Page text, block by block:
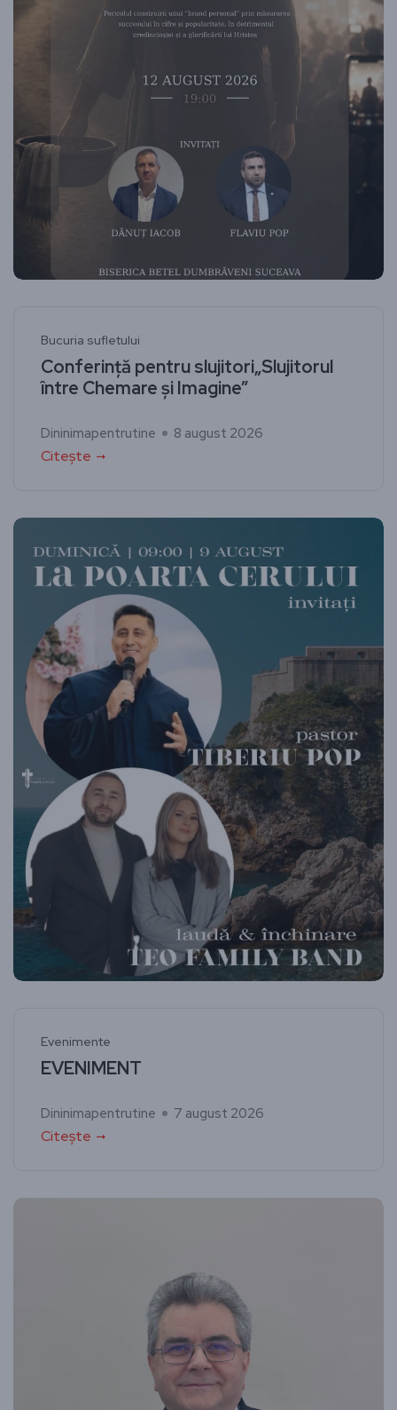
Bucuria sufletului
Conferință pentru slujitori„Slujitorul
între Chemare și Imagine”
Dininimapentrutine 8 august 2026
Citește
Evenimente
EVENIMENT
Dininimapentrutine 7 august 2026
Citește